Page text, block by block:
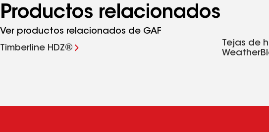
Productos relacionados
Ver productos relacionados de GAF
Timberline HDZ®
Tejas de